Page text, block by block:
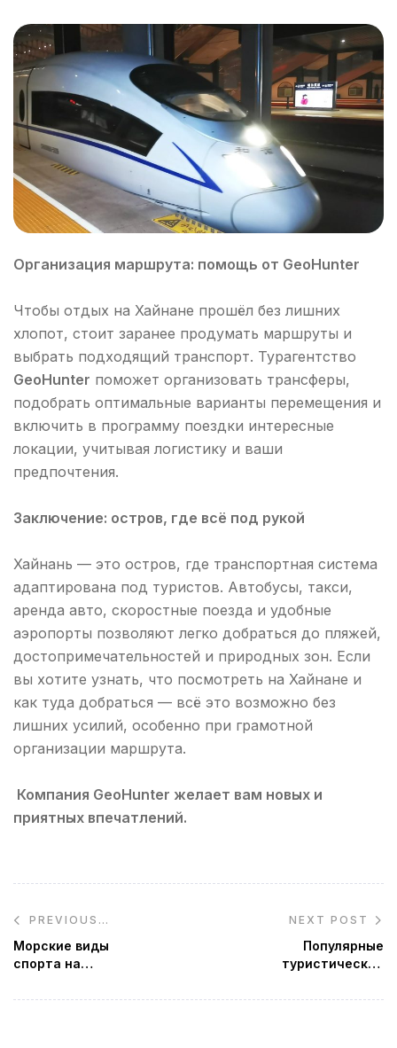
Организация маршрута: помощь от GeoHunter
Чтобы отдых на Хайнане прошёл без лишних
хлопот, стоит заранее продумать маршруты и
выбрать подходящий транспорт. Турагентство
GeoHunter поможет организовать трансферы,
подобрать оптимальные варианты перемещения и
включить в программу поездки интересные
локации, учитывая логистику и ваши
предпочтения.
Заключение: остров, где всё под рукой
Хайнань — это остров, где транспортная система
адаптирована под туристов. Автобусы, такси,
аренда авто, скоростные поезда и удобные
аэропорты позволяют легко добраться до пляжей,
достопримечательностей и природных зон. Если
вы хотите узнать, что посмотреть на Хайнане и
как туда добраться — всё это возможно без
лишних усилий, особенно при грамотной
организации маршрута.
Компания GeoHunter желает вам новых и
приятных впечатлений.
PREVIOUS
POST
Морские виды
спорта на
где море зовёт в
NEXT POST
Популярные
туристические
Хайнане: куда